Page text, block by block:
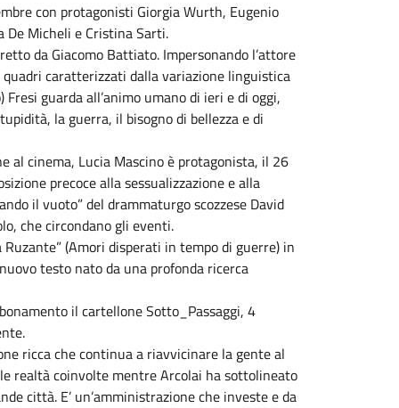
con protagonisti Giorgia Wurth, Eugenio
De Micheli e Cristina Sarti.
da Giacomo Battiato. Impersonando l’attore
caratterizzati dalla variazione linguistica
guarda all’animo umano di ieri e di oggi,
la guerra, il bisogno di bellezza e di
al cinema, Lucia Mascino è protagonista, il 26
precoce alla sessualizzazione e alla
il vuoto” del drammaturgo scozzese David
che circondano gli eventi.
(Amori disperati in tempo di guerre) in
testo nato da una profonda ricerca
il cartellone Sotto_Passaggi, 4
ricca che continua a riavvicinare la gente al
realtà coinvolte mentre Arcolai ha sottolineato
città. E’ un’amministrazione che investe e da